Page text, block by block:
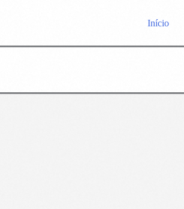
Início